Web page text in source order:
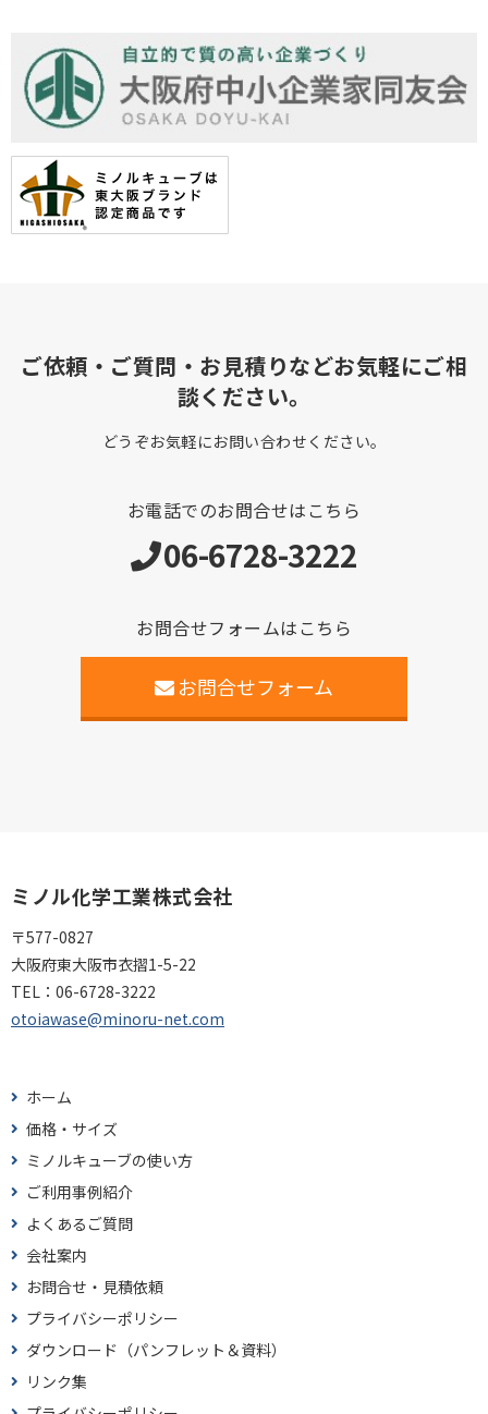
ご依頼・ご質問・お見積りなどお気軽にご相
談ください。
どうぞお気軽にお問い合わせください。
お電話でのお問合せはこちら
06-6728-3222
お問合せフォームはこちら
お問合せフォーム
ミノル化学工業株式会社
〒577-0827
大阪府東大阪市衣摺1-5-22
TEL： 06-6728-3222
otoiawase@minoru-net.com
ホーム
価格・サイズ
ミノルキューブの使い方
ご利用事例紹介
よくあるご質問
会社案内
お問合せ・見積依頼
プライバシーポリシー
ダウンロード（パンフレット＆資料）
リンク集